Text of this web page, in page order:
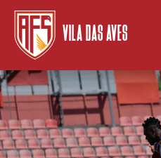
VILA DAS AVES